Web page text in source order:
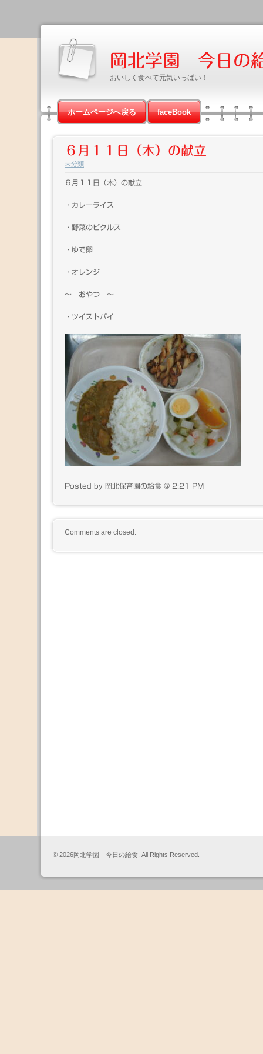
岡北学園 今日の
おいしく食べて元気いっぱい！
ホームページへ戻る faceBook
６月１１日（木）の献立
未分類
６月１１日（木）の献立
・カレーライス
・野菜のピクルス
・ゆで卵
・オレンジ
～ おやつ ～
・ツイストパイ
Posted by 岡北保育園の給食 @ 2:21 PM
Comments are closed.
© 2026岡北学園 今日の給食. All Rights Reserved.